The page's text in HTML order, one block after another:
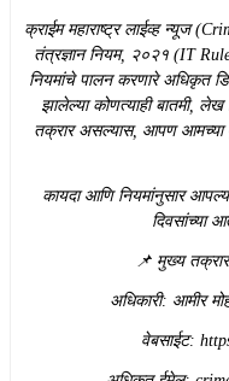
​क्राईम महाराष्ट्र लाईव्ह न्यूज
तंत्रज्ञान नियम, २०२१ (IT
नियमांचे पालन करणारे अधिकृत
झालेल्या कोणत्याही बातमी,
तक्रार असल्यास, आपण आमच्या
​कायदा आणि नियमांनुसार
दिवसांच्या
​📌 मुख्य
​अधिकारी: आमीर
​वेबसाईट: